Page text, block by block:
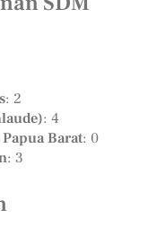
: 2
: 4
Barat: 0
: 3